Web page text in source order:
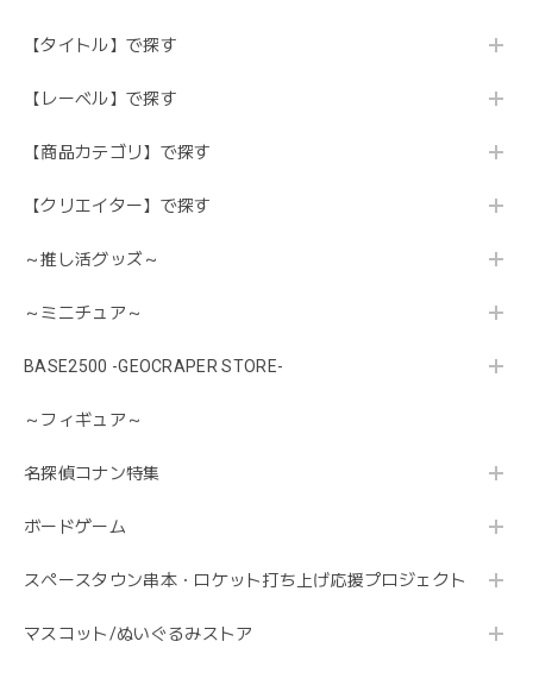
【タイトル】で探す
【レーベル】で探す
【商品カテゴリ】で探す
【クリエイター】で探す
～推し活グッズ～
～ミニチュア～
BASE2500 -GEOCRAPER STORE-
～フィギュア～
名探偵コナン特集
ボードゲーム
スペースタウン串本・ロケット打ち上げ応援プロジェクト
マスコット/ぬいぐるみストア